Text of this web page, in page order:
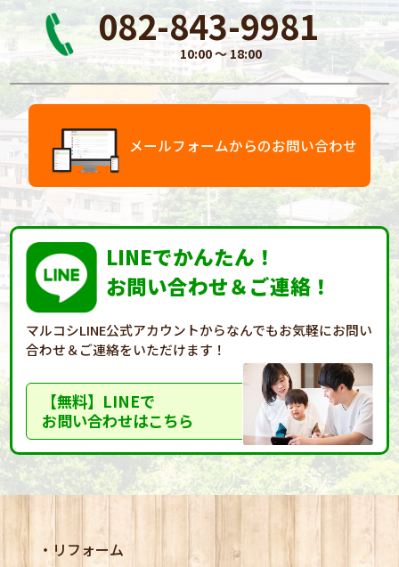
082-843-9981
10:00 〜 18:00
メールフォームからのお問い合わせ
LINEでかんたん！
お問い合わせ＆ご連絡！
マルコシLINE公式アカウントからなんでもお気軽にお問い
合わせ＆ご連絡をいただけます！
【無料】LINEで
お問い合わせはこちら
リフォーム